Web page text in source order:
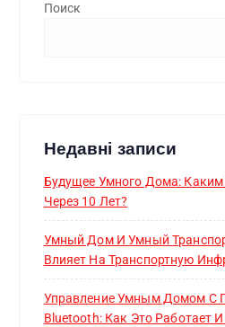
Поиск
Недавні записи
Будущее Умного Дома:
Через 10 Лет?
Умный Дом И Умный
Влияет На Транспортную
Управление Умным Домом С
Bluetooth: Как Это Работает